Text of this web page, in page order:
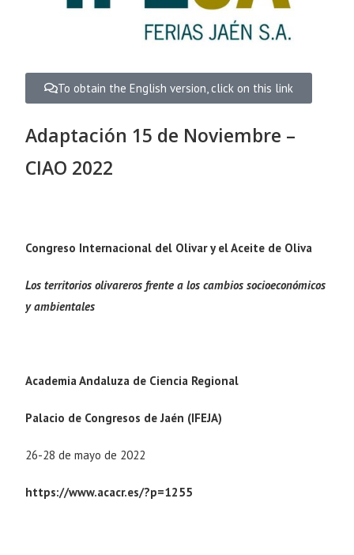
To obtain the English version, click on this link
Adaptación 15 de Noviembre –
CIAO 2022
Congreso Internacional del Olivar y el Aceite de Oliva
Los territorios olivareros frente a los cambios socioeconómicos
y ambientales
Academia Andaluza de Ciencia Regional
Palacio de Congresos de Jaén (IFEJA)
26-28 de mayo de 2022
https://www.acacr.es/?p=1255